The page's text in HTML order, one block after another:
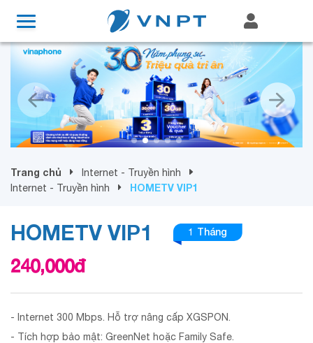
Trang chủ
Internet - Truyền hình
Internet - Truyền hình
HOMETV VIP1
HOMETV VIP1 1 Tháng
240,000đ
- Internet 300 Mbps. Hỗ trợ nâng cấp XGSPON.
- Tích hợp bảo mật: GreenNet hoặc Family Safe.